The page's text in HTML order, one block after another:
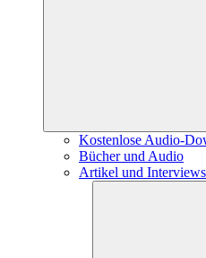
Kostenlose Audio-
Bücher und Audio
Artikel und Interviews